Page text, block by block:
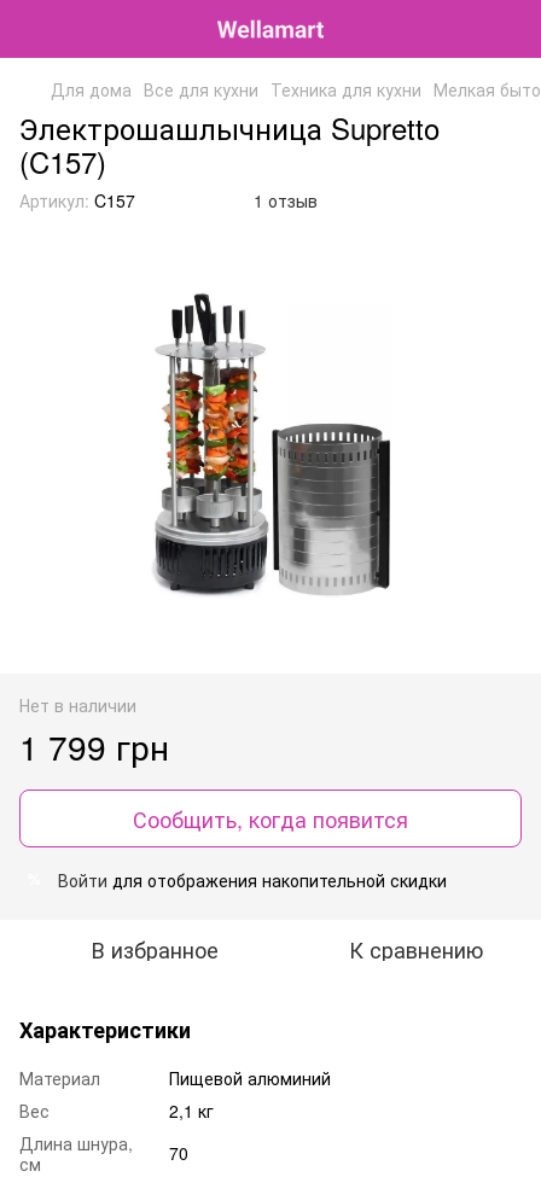
Для дома Все для кухни Техника для кухни Мелкая
Электрошашлычница Supretto
(C157)
Артикул: C157 1 отзыв
Нет в наличии
1 799 грн
Сообщить, когда появится
Войти для отображения накопительной скидки
В избранное К сравнению
Характеристики
Материал
Пищевой алюминий
Вес
2,1 кг
Длина шнура,
см
70